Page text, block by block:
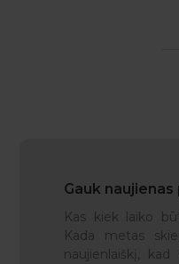
Gauk naujienas
Kas kiek laiko
Kada metas
naujienlaiškį,